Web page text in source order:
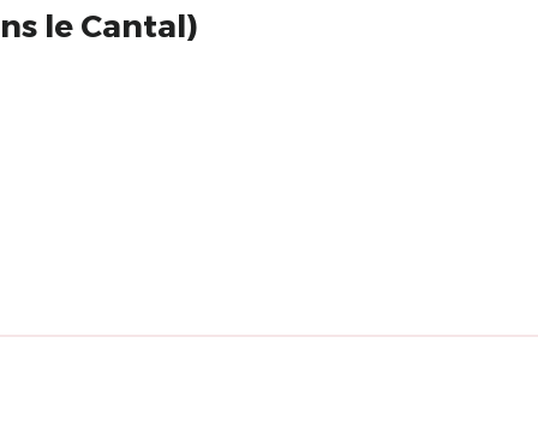
le Cantal)